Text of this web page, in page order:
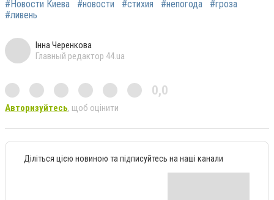
#Новости Киева #новости #стихия #непогода
#гроза
#ливень
Інна Черенкова
Главный редактор 44.ua
0,0
Авторизуйтесь, щоб оцінити
Діліться цією новиною та підписуйтесь на наші канали